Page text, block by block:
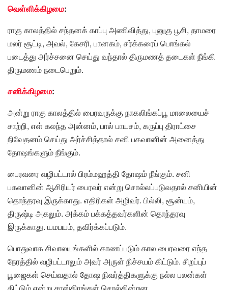
வெள்ளிக்கிழமை:
ராகு காலத்தில் சந்தனக் காப்பு அணிவித்து, புனுகு பூசி, தாமரை
மலர் சூட்டி, அவல், கேசரி, பானகம், சர்க்கரைப் பொங்கல்
படைத்து அர்ச்சனை செய்து வந்தால் திருமணத் தடைகள் நீங்கி
திருமணம் நடைபெறும்.
சனிக்கிழமை:
அன்று ராகு காலத்தில் பைரவருக்கு நாகலிங்கப்பூ மாலையைச்
சாற்றி, எள் கலந்த அன்னம், பால் பாயசம், கருப்பு திராட்சை
நிவேதனம் செய்து அர்ச்சித்தால் சனி பகவானின் அனைத்து
தோஷங்களும் நீங்கும்.
பைரவரை வழிபட்டால் பிரம்மஹத்தி தோஷம் நீங்கும். சனி
பகவானின் ஆசிரியர் பைரவர் என்று சொல்லப்படுவதால் சனியின்
தொந்தரவு இருக்காது. எதிரிகள் அழிவர். பில்லி, சூன்யம்,
திருஷ்டி அகலும். அக்கம் பக்கத்தவர்களின் தொந்தரவு
இருக்காது. யமபயம், தவிர்க்கப்படும்.
பொதுவாக சிவாலயங்களில் காணப்படும் கால பைரவரை எந்த
நேரத்தில் வழிபட்டாலும் அவர் அருள் நிச்சயம் கிட்டும். சிறப்புப்
பூஜைகள் செய்வதால் தோஷ நிவர்த்திகளுக்கு நல்ல பலன்கள்